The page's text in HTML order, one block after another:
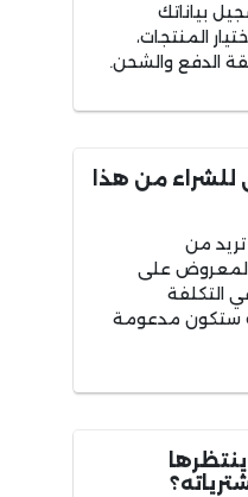
بياناتك
المنتجات،
الدفع والشحن.
من هذا
تريد من
المعروض على
التكلفة
ستكون مدعومة